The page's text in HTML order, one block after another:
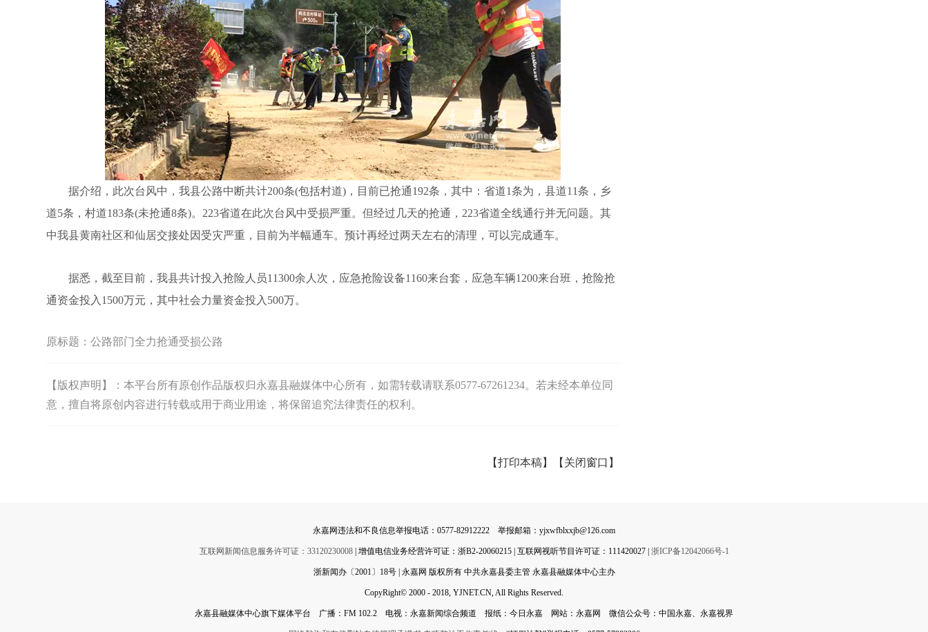
据介绍，此次台风中，我县公路中断共计200条(包括村道)，目前已抢通192条，其中：省道1条为，县道11条，乡
道5条，村道183条(未抢通8条)。223省道在此次台风中受损严重。但经过几天的抢通，223省道全线通行并无问题。其
中我县黄南社区和仙居交接处因受灾严重，目前为半幅通车。预计再经过两天左右的清理，可以完成通车。
据悉，截至目前，我县共计投入抢险人员11300余人次，应急抢险设备1160来台套，应急车辆1200来台班，抢险抢
通资金投入1500万元，其中社会力量资金投入500万。
原标题： 公路部门全力抢通受损公路
【版权声明】：本平台所有原创作品版权归永嘉县融媒体中心所有，如需转载请联系0577-67261234。若未经本单位同
意，擅自将原创内容进行转载或用于商业用途，将保留追究法律责任的权利。
【打印本稿】 【关闭窗口】
永嘉网违法和不良信息举报电话：0577-82912222 举报邮箱：yjxwfblxxjb@126.com
互联网新闻信息服务许可证：33120230008| 增值电信业务经营许可证：浙B2-20060215 | 互联网视听节目许可证：111420027 | 浙ICP备12042066号-1
浙新闻办〔2001〕18号 | 永嘉网 版权所有 中共永嘉县委主管 永嘉县融媒体中心主办
CopyRight© 2000 - 2018, YJNET.CN, All Rights Reserved.
永嘉县融媒体中心旗下媒体平台 广播：FM 102.2 电视：永嘉新闻综合频道 报纸：今日永嘉 网站：永嘉网 微信公众号：中国永嘉、永嘉视界